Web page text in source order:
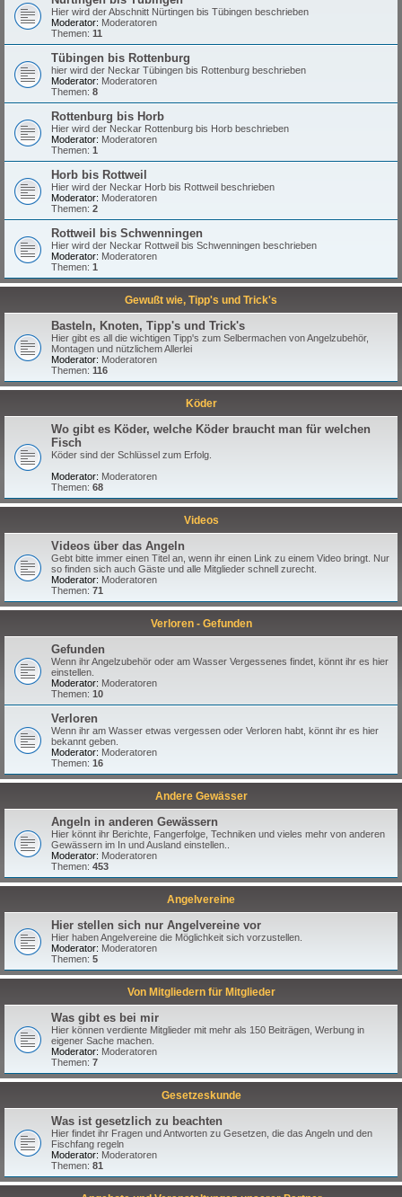
Hier wird der Abschnitt Nürtingen bis Tübingen beschrieben
Moderator: Moderatoren
Themen: 11
Tübingen bis Rottenburg
hier wird der Neckar Tübingen bis Rottenburg beschrieben
Moderator: Moderatoren
Themen: 8
Rottenburg bis Horb
Hier wird der Neckar Rottenburg bis Horb beschrieben
Moderator: Moderatoren
Themen: 1
Horb bis Rottweil
Hier wird der Neckar Horb bis Rottweil beschrieben
Moderator: Moderatoren
Themen: 2
Rottweil bis Schwenningen
Hier wird der Neckar Rottweil bis Schwenningen beschrieben
Moderator: Moderatoren
Themen: 1
Gewußt wie, Tipp's und Trick's
Basteln, Knoten, Tipp's und Trick's
Hier gibt es all die wichtigen Tipp's zum Selbermachen von Angelzubehör,
Montagen und nützlichem Allerlei
Moderator: Moderatoren
Themen: 116
Köder
Wo gibt es Köder, welche Köder braucht man für welchen
Fisch
Köder sind der Schlüssel zum Erfolg.
Moderator: Moderatoren
Themen: 68
Videos
Videos über das Angeln
Gebt bitte immer einen Titel an, wenn ihr einen Link zu einem Video bringt. Nur
so finden sich auch Gäste und alle Mitglieder schnell zurecht.
Moderator: Moderatoren
Themen: 71
Verloren - Gefunden
Gefunden
Wenn ihr Angelzubehör oder am Wasser Vergessenes findet, könnt ihr es hier
einstellen.
Moderator: Moderatoren
Themen: 10
Verloren
Wenn ihr am Wasser etwas vergessen oder Verloren habt, könnt ihr es hier
bekannt geben.
Moderator: Moderatoren
Themen: 16
Andere Gewässer
Angeln in anderen Gewässern
Hier könnt ihr Berichte, Fangerfolge, Techniken und vieles mehr von anderen
Gewässern im In und Ausland einstellen..
Moderator: Moderatoren
Themen: 453
Angelvereine
Hier stellen sich nur Angelvereine vor
Hier haben Angelvereine die Möglichkeit sich vorzustellen.
Moderator: Moderatoren
Themen: 5
Von Mitgliedern für Mitglieder
Was gibt es bei mir
Hier können verdiente Mitglieder mit mehr als 150 Beiträgen, Werbung in
eigener Sache machen.
Moderator: Moderatoren
Themen: 7
Gesetzeskunde
Was ist gesetzlich zu beachten
Hier findet ihr Fragen und Antworten zu Gesetzen, die das Angeln und den
Fischfang regeln
Moderator: Moderatoren
Themen: 81